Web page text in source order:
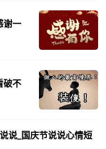
谢一
破不
说_国庆节说说心情短